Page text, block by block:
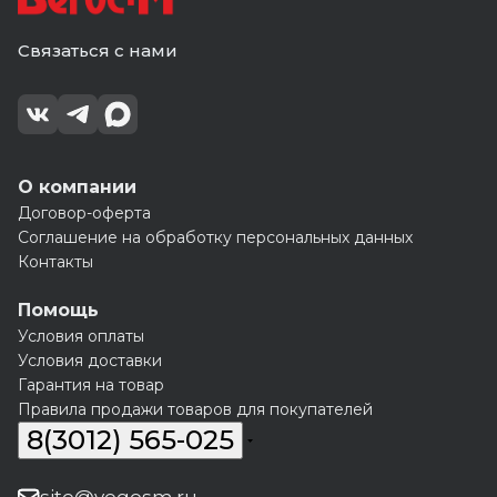
Связаться с нами
О компании
Договор-оферта
Соглашение на обработку персональных данных
Контакты
Помощь
Условия оплаты
Условия доставки
Гарантия на товар
Правила продажи товаров для покупателей
8(3012) 565-025